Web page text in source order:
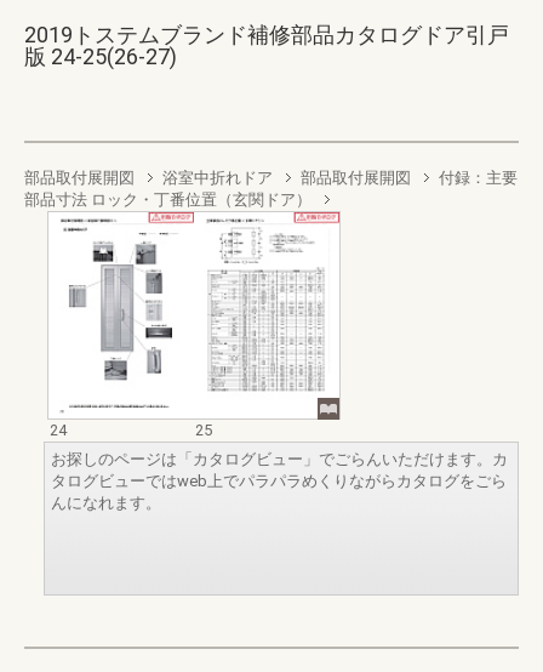
2019トステムブランド補修部品カタログドア引戸
版 24-25(26-27)
部品取付展開図 浴室中折れドア 部品取付展開図
付録：主要
部品寸法 ロック・丁番位置（玄関ドア）
24
25
お探しのページは「カタログビュー」でごらんいただけます。カ
タログビューではweb上でパラパラめくりながらカタログをごら
んになれます。